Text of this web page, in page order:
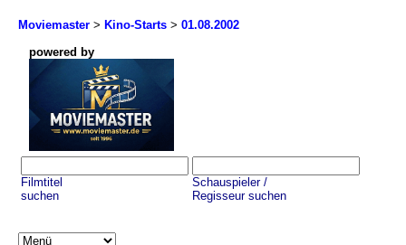
Moviemaster > Kino-Starts > 01.08.2002
powered by
Filmtitel
suchen
Schauspieler /
Regisseur suchen